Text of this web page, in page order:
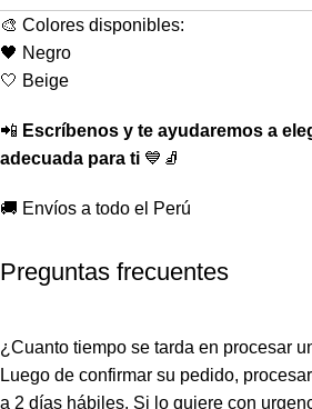
🎨 Colores disponibles:
🖤 Negro
🤍 Beige
📲 Escríbenos y te ayudaremos a
adecuada para ti 💙🧦
🚚 Envíos a todo el Perú
Preguntas frecuentes
¿Cuanto tiempo se tarda en procesar
Luego de confirmar su pedido,
a 2 días hábiles. Si lo quiere con